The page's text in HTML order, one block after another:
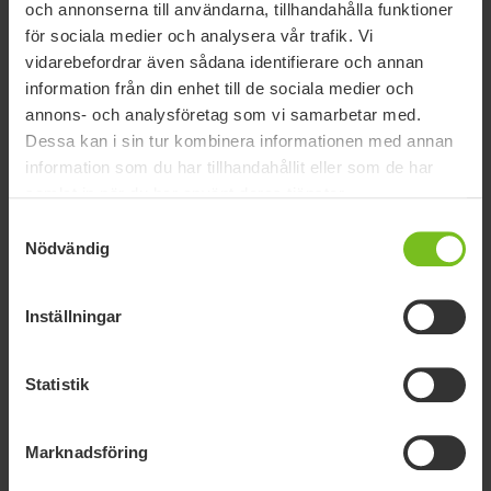
och annonserna till användarna, tillhandahålla funktioner
för sociala medier och analysera vår trafik. Vi
vidarebefordrar även sådana identifierare och annan
information från din enhet till de sociala medier och
annons- och analysföretag som vi samarbetar med.
Dessa kan i sin tur kombinera informationen med annan
information som du har tillhandahållit eller som de har
Nödvändig
Inställningar
Statistik
Marknadsföring
meter
på båda sidor
Dokument
Produkterna kan komma att ändras utan föregående meddelande.
Läsarens diskretion rekommenderas att säkerställa
CE-märkning
Rensa filter